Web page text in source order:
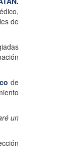
de
de
un